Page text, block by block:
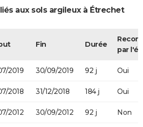
aux sols argileux à Étrechet
Fin Durée
par
2019 30/09/2019 92 j Oui
2018 31/12/2018 184 j Oui
2012 30/09/2012 92 j Non